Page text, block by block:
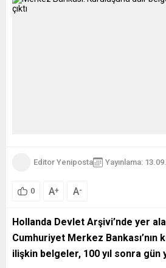
Editor Yeniposta Yayınlama:
0 A+ A-
Hollanda Devlet Arşivi’nde yer
Cumhuriyet Merkez Bankası’nın
ilişkin belgeler, 100 yıl sonra gün